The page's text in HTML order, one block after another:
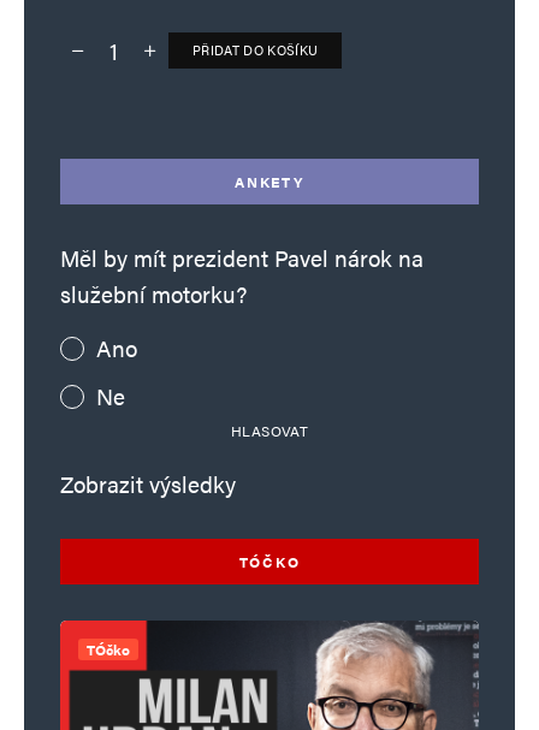
Deník TO – verze bez reklam množství
PŘIDAT DO KOŠÍKU
ANKETY
Měl by mít prezident Pavel nárok na
služební motorku?
Ano
Ne
HLASOVAT
Zobrazit výsledky
TÓČKO
TÓčko